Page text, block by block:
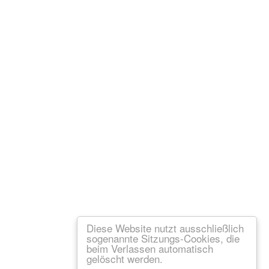
Diese Website nutzt ausschließlich
sogenannte Sitzungs-Cookies, die
beim Verlassen automatisch
gelöscht werden.